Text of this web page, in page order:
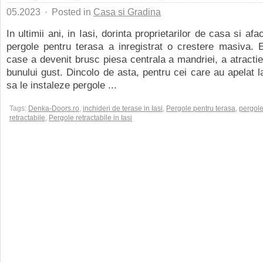
05.2023 · Posted in Casa si Gradina
In ultimii ani, in Iasi, dorinta proprietarilor de casa si
pergole pentru terasa a inregistrat o crestere masiva.
case a devenit brusc piesa centrala a mandriei, a
bunului gust. Dincolo de asta, pentru cei care au apelat
sa le instaleze pergole ...
Tags: Denka-Doors.ro, inchideri de terase in Iasi, Pergole pentru terasa, pergole
retractabile, Pergole retractabile in Iasi